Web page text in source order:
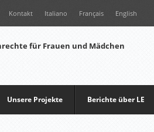
Kontakt Italiano Français English
Unsere Projekte Berichte über LE